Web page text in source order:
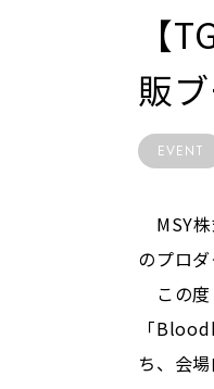
【
販
EVENT
MSY株
のプロ
この度
「
ち、会